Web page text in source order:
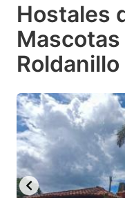
Hostales
Roldanillo